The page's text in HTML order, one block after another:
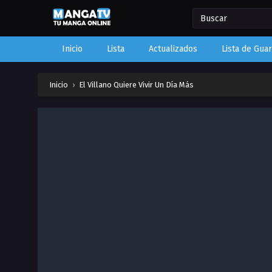
Inicio Lista Actualizados Lista de
Inicio › El Villano Quiere Vivir Un Día Más